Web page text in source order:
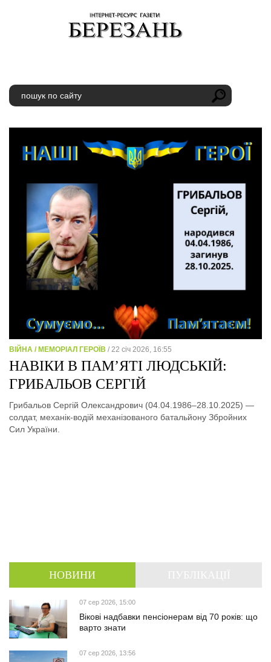
ВІЙНА / МЕМОРІАЛ ГЕРОЇВ / 22 січ 2026, 16:55
НАВІКИ В ПАМ’ЯТІ ЛЮДСЬКІЙ:
ГРИБАЛЬОВ СЕРГІЙ
Грибальов Сергій Олександрович (04.04.1986–28.10.2025) —
солдат, механік-водій механізованого батальйону Збройних
Сил України.
НОВИНИ
07 сер 2026, 15:00
Вікові надбавки пенсіонерам від 70 років: що
варто знати
07 сер 2026, 13:56